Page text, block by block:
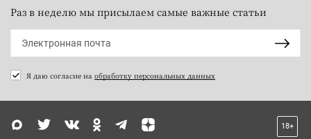
Раз в неделю мы присылаем самые важные статьи
Я даю согласие на обработку персональных данных
18+